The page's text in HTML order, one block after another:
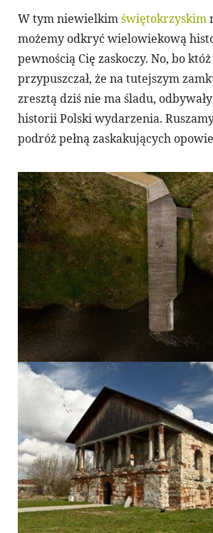
W tym niewielkimświętokrzyskim
możemy odkryć wielowiekową
pewnością Cię zaskoczy. No, bo
przypuszczał, że na tutejszym
zresztą dziś nie ma śladu,
historii Polski wydarzenia.
podróż pełną zaskakujących